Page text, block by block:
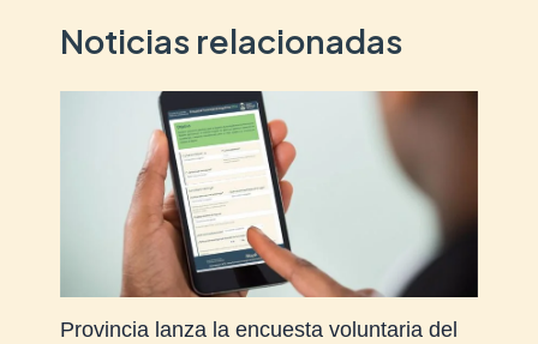
Noticias relacionadas
Provincia lanza la encuesta voluntaria del